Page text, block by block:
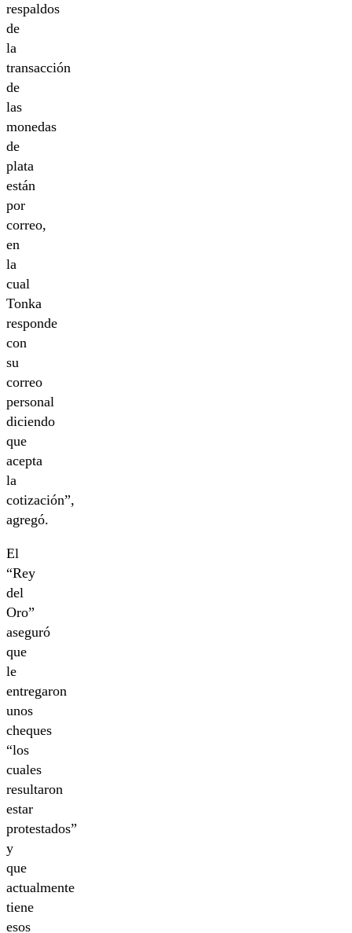
respaldos
de
la
transacción
de
las
monedas
de
plata
están
por
correo,
en
la
cual
Tonka
responde
con
su
correo
personal
diciendo
que
acepta
la
cotización”,
agregó.
El
“Rey
del
Oro”
aseguró
que
le
entregaron
unos
cheques
“los
cuales
resultaron
estar
protestados”
y
que
actualmente
tiene
esos